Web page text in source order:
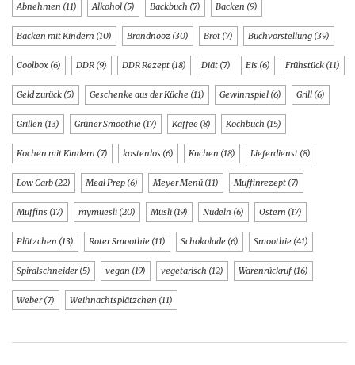
Abnehmen (11) Alkohol (5) Backbuch (7) Backen (9)
Backen mit Kindern (10) Brandnooz (30) Brot (7) Buchvorstellung (39)
Coolbox (6) DDR (9) DDR Rezept (18) Diät (7) Eis (6) Frühstück (11)
Geld zurück (5) Geschenke aus der Küche (11) Gewinnspiel (6) Grill (6)
Grillen (13) Grüner Smoothie (17) Kaffee (8) Kochbuch (15)
Kochen mit Kindern (7) kostenlos (6) Kuchen (18) Lieferdienst (8)
Low Carb (22) Meal Prep (6) Meyer Menü (11) Muffinrezept (7)
Muffins (17) mymuesli (20) Müsli (19) Nudeln (6) Ostern (17)
Plätzchen (13) Roter Smoothie (11) Schokolade (6) Smoothie (41)
Spiralschneider(5) vegan (19) vegetarisch (12) Warenrückruf(16)
Weber(7) Weihnachtsplätzchen (11)